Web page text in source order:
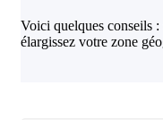
Voici quelques conseils :
élargissez votre zone